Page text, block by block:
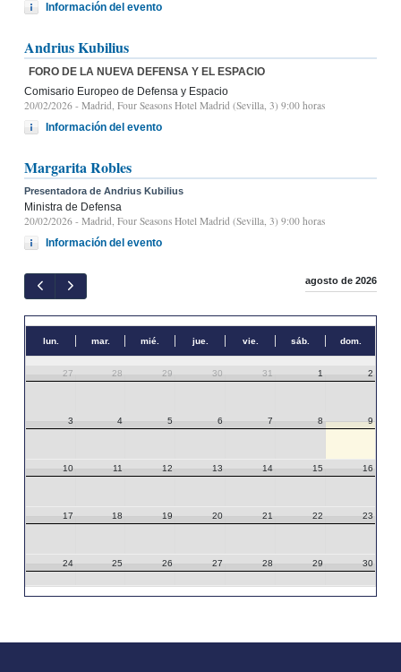
Información del evento
Andrius Kubilius
FORO DE LA NUEVA DEFENSA Y EL ESPACIO
Comisario Europeo de Defensa y Espacio
20/02/2026 - Madrid, Four Seasons Hotel Madrid (Sevilla, 3) 9:00 horas
Información del evento
Margarita Robles
Presentadora de Andrius Kubilius
Ministra de Defensa
20/02/2026 - Madrid, Four Seasons Hotel Madrid (Sevilla, 3) 9:00 horas
Información del evento
agosto de 2026
lun. mar. mié. jue. vie. sáb. dom.
27 28 29 30 31 1 2
3 4 5 6 7 8 9
10 11 12 13 14 15 16
17 18 19 20 21 22 23
24 25 26 27 28 29 30